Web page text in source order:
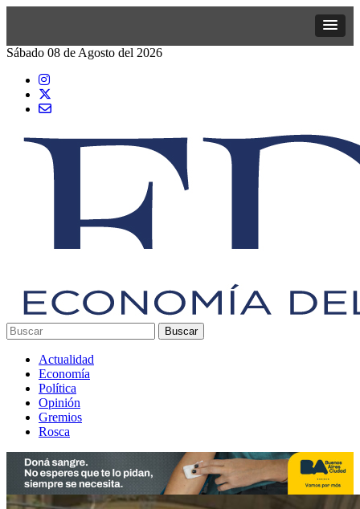
Sábado 08 de Agosto del 2026
Actualidad
Economía
Política
Opinión
Gremios
Rosca